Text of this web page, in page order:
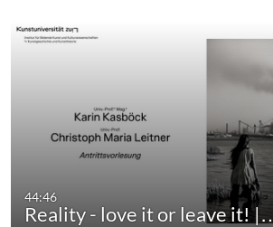
44:46
Reality - love it or leave it!